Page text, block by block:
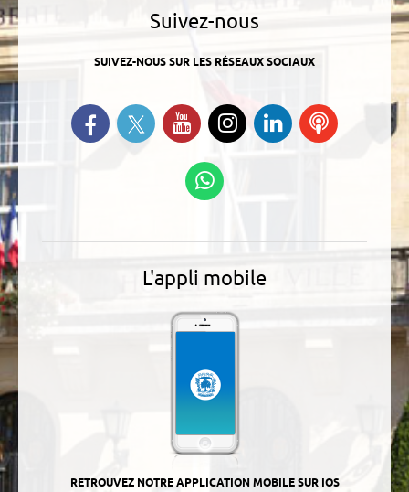
Suivez-nous
SUIVEZ-NOUS SUR LES RÉSEAUX SOCIAUX
Retrouvez-nous sur Facebook
Suivez-nous sur Twitter
Suivez-nous sur YouTube
Suivez-nous sur
Instagram
Retrouvez-
nous sur
Ecoutez
L'appli mobile
RETROUVEZ NOTRE APPLICATION MOBILE SUR IOS